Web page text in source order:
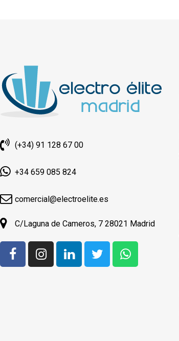
(+34) 91 128 67 00
+34 659 085 824
comercial@electroelite.es
C/Laguna de Cameros, 7 28021 Madrid